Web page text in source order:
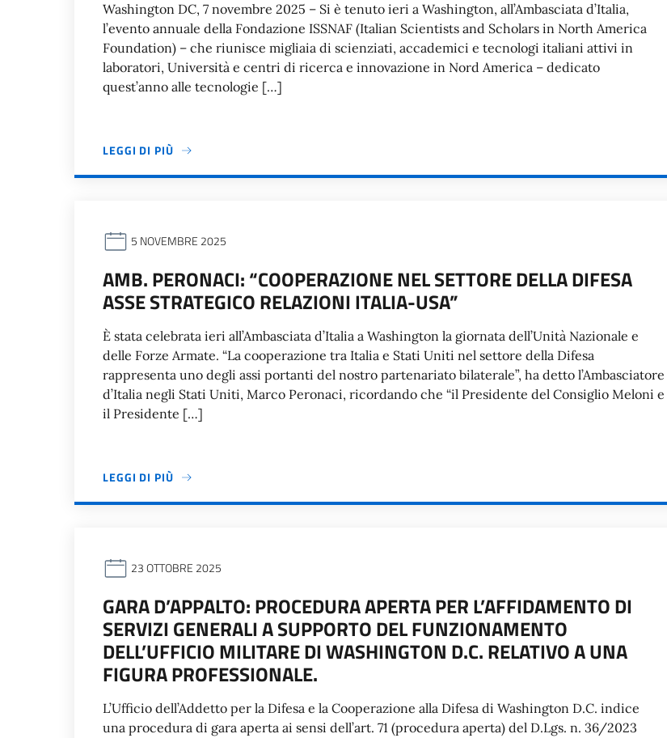
Washington DC, 7 novembre 2025 – Si è tenuto ieri a Washington, all’Ambasciata d’Italia,
l’evento annuale della Fondazione ISSNAF (Italian Scientists and Scholars in North America
Foundation) – che riunisce migliaia di scienziati, accademici e tecnologi italiani attivi in
laboratori, Università e centri di ricerca e innovazione in Nord America – dedicato
quest’anno alle tecnologie […]
LEGGI DI PIÙ
5 NOVEMBRE 2025
AMB. PERONACI: “COOPERAZIONE NEL SETTORE DELLA DIFESA
ASSE STRATEGICO RELAZIONI ITALIA-USA”
È stata celebrata ieri all’Ambasciata d’Italia a Washington la giornata dell’Unità Nazionale e
delle Forze Armate. “La cooperazione tra Italia e Stati Uniti nel settore della Difesa
rappresenta uno degli assi portanti del nostro partenariato bilaterale”, ha detto l’Ambasciatore
d’Italia negli Stati Uniti, Marco Peronaci, ricordando che “il Presidente del Consiglio Meloni e
il Presidente […]
LEGGI DI PIÙ
23 OTTOBRE 2025
GARA D’APPALTO: PROCEDURA APERTA PER L’AFFIDAMENTO DI
SERVIZI GENERALI A SUPPORTO DEL FUNZIONAMENTO
DELL’UFFICIO MILITARE DI WASHINGTON D.C. RELATIVO A UNA
FIGURA PROFESSIONALE.
L’Ufficio dell’Addetto per la Difesa e la Cooperazione alla Difesa di Washington D.C. indice
una procedura di gara aperta ai sensi dell’art. 71 (procedura aperta) del D.Lgs. n. 36/2023